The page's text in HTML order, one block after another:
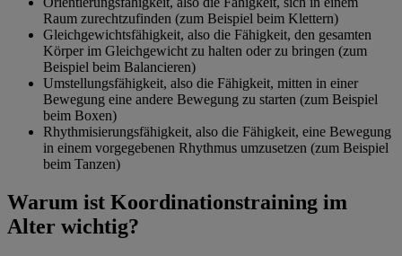
Raum zurechtzufinden (zum Beispiel beim Klettern)
Gleichgewichtsfähigkeit, also die Fähigkeit, den gesamten
Körper im Gleichgewicht zu halten oder zu bringen (zum
Beispiel beim Balancieren)
Umstellungsfähigkeit, also die Fähigkeit, mitten in einer
Bewegung eine andere Bewegung zu starten (zum Beispiel
beim Boxen)
Rhythmisierungsfähigkeit, also die Fähigkeit, eine Bewegung
in einem vorgegebenen Rhythmus umzusetzen (zum Beispiel
beim Tanzen)
Warum ist Koordinationstraining im
Alter wichtig?